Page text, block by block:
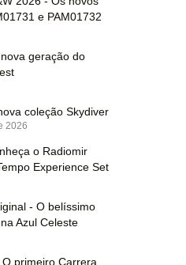
e PAM01732
geração do
coleção Skydiver
2026
o Radiomir
Experience Set
- O belíssimo
Azul Celeste
primeiro Carrera